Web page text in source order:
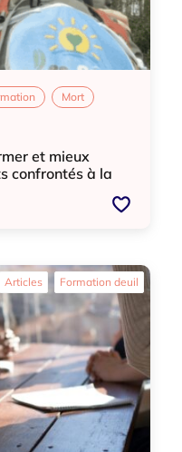
Mort
et mieux
confrontés à la
Articles Formation deuil